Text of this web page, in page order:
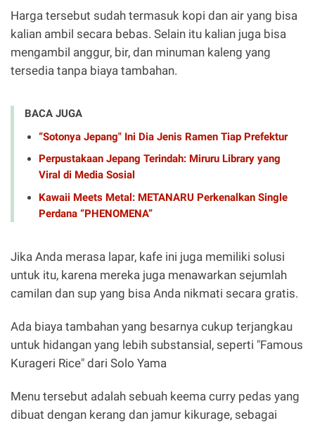
Harga tersebut sudah termasuk kopi dan air yang bisa
kalian ambil secara bebas. Selain itu kalian juga bisa
mengambil anggur, bir, dan minuman kaleng yang
tersedia tanpa biaya tambahan.
BACA JUGA
“Sotonya Jepang" Ini Dia Jenis Ramen Tiap Prefektur
Perpustakaan Jepang Terindah: Miruru Library yang
Viral di Media Sosial
Kawaii Meets Metal: METANARU Perkenalkan Single
Perdana “PHENOMENA”
Jika Anda merasa lapar, kafe ini juga memiliki solusi
untuk itu, karena mereka juga menawarkan sejumlah
camilan dan sup yang bisa Anda nikmati secara gratis.
Ada biaya tambahan yang besarnya cukup terjangkau
untuk hidangan yang lebih substansial, seperti "Famous
Kurageri Rice" dari Solo Yama
Menu tersebut adalah sebuah keema curry pedas yang
dibuat dengan kerang dan jamur kikurage, sebagai